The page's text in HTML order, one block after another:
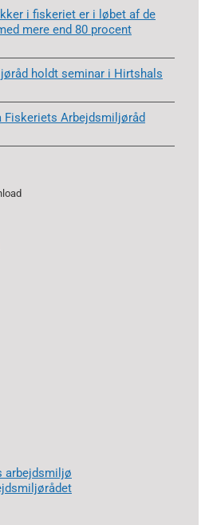
i fiskeriet er i løbet af de
mere end 80 procent
holdt seminar i Hirtshals
Fiskeriets Arbejdsmiljøråd
arbejdsmiljø